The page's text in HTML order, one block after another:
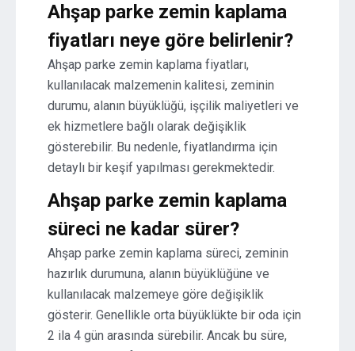
Ahşap parke zemin kaplama
fiyatları neye göre belirlenir?
Ahşap parke zemin kaplama fiyatları,
kullanılacak malzemenin kalitesi, zeminin
durumu, alanın büyüklüğü, işçilik maliyetleri ve
ek hizmetlere bağlı olarak değişiklik
gösterebilir. Bu nedenle, fiyatlandırma için
detaylı bir keşif yapılması gerekmektedir.
Ahşap parke zemin kaplama
süreci ne kadar sürer?
Ahşap parke zemin kaplama süreci, zeminin
hazırlık durumuna, alanın büyüklüğüne ve
kullanılacak malzemeye göre değişiklik
gösterir. Genellikle orta büyüklükte bir oda için
2 ila 4 gün arasında sürebilir. Ancak bu süre,